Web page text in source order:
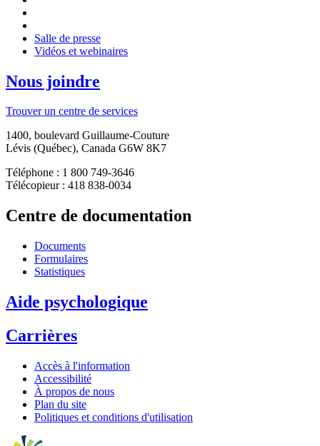
Salle de presse
Vidéos et webinaires
Nous joindre
Trouver un centre de services
1400, boulevard Guillaume-Couture
Lévis (Québec), Canada G6W 8K7
Téléphone : 1 800 749-3646
Télécopieur : 418 838-0034
Centre de documentation
Documents
Formulaires
Statistiques
Aide psychologique
Carrières
Accès à l'information
Accessibilité
À propos de nous
Plan du site
Politiques et conditions d'utilisation